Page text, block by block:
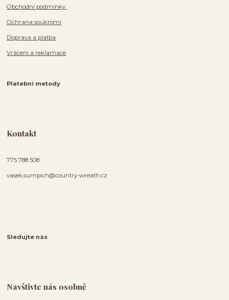
Obchodní podmínky
Ochrana soukromí
Doprava a platba
Vrácení a reklamace
Platební metody
Kontakt
775 788 508
vasek.sumpich@country-wreath.cz
Sledujte nás
Navštivte nás osobně